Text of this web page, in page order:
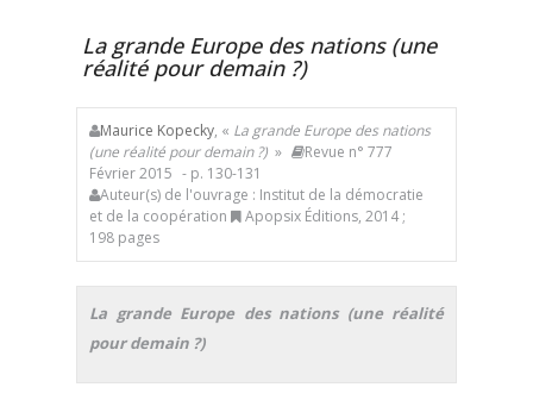
La grande Europe des nations (une
réalité pour demain ?)
Maurice Kopecky, « La grande Europe des nations
(une réalité pour demain ?) »
Revue n° 777
Février 2015 - p. 130-131
Auteur(s) de l'ouvrage : Institut de la démocratie
et de la coopération
Apopsix Éditions, 2014 ;
198 pages
La grande Europe des nations (une réalité
pour demain ?)